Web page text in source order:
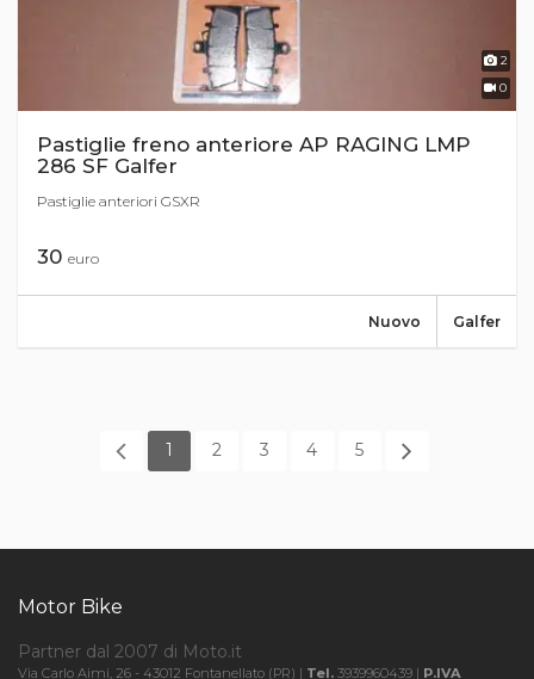
2
0
Pastiglie freno anteriore AP RAGING LMP
286 SF Galfer
Pastiglie anteriori GSXR
30 euro
Galfer
Nuovo
1 2 3 4 5
Motor Bike
Partner dal 2007 di Moto.it
Via Carlo Aimi, 26 - 43012 Fontanellato (PR) | Tel. 3939960439 | P.IVA